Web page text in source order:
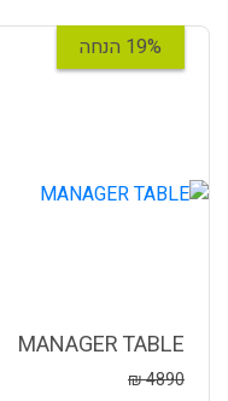
19% הנחה
MANAGER TABLE
4890
₪